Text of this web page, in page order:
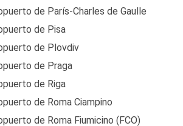
de París-Charles de Gaulle
de Pisa
de Plovdiv
de Praga
de Riga
de Roma Ciampino
de Roma Fiumicino (FCO)